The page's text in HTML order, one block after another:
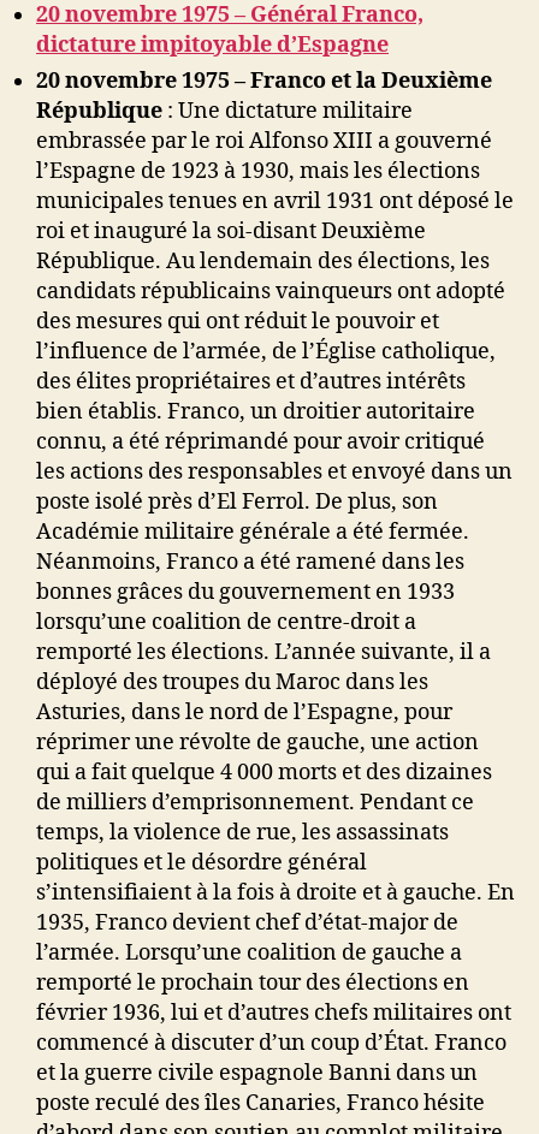
20 novembre 1975 – Général Franco,
dictature impitoyable d’Espagne
20 novembre 1975 – Franco et la Deuxième
République : Une dictature militaire
embrassée par le roi Alfonso XIII a gouverné
l’Espagne de 1923 à 1930, mais les élections
municipales tenues en avril 1931 ont déposé le
roi et inauguré la soi-disant Deuxième
République. Au lendemain des élections, les
candidats républicains vainqueurs ont adopté
des mesures qui ont réduit le pouvoir et
l’influence de l’armée, de l’Église catholique,
des élites propriétaires et d’autres intérêts
bien établis. Franco, un droitier autoritaire
connu, a été réprimandé pour avoir critiqué
les actions des responsables et envoyé dans un
poste isolé près d’El Ferrol. De plus, son
Académie militaire générale a été fermée.
Néanmoins, Franco a été ramené dans les
bonnes grâces du gouvernement en 1933
lorsqu’une coalition de centre-droit a
remporté les élections. L’année suivante, il a
déployé des troupes du Maroc dans les
Asturies, dans le nord de l’Espagne, pour
réprimer une révolte de gauche, une action
qui a fait quelque 4 000 morts et des dizaines
de milliers d’emprisonnement. Pendant ce
temps, la violence de rue, les assassinats
politiques et le désordre général
s’intensifiaient à la fois à droite et à gauche. En
1935, Franco devient chef d’état-major de
l’armée. Lorsqu’une coalition de gauche a
remporté le prochain tour des élections en
février 1936, lui et d’autres chefs militaires ont
commencé à discuter d’un coup d’État. Franco
et la guerre civile espagnole Banni dans un
poste reculé des îles Canaries, Franco hésite